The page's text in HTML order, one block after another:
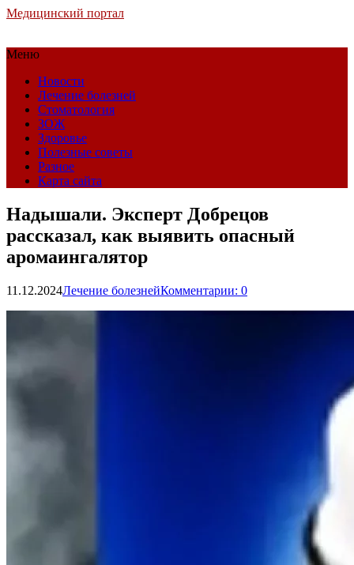
Медицинский портал
Меню
Новости
Лечение болезней
Стоматология
ЗОЖ
Здоровье
Полезные советы
Разное
Карта сайта
Надышали. Эксперт Добрецов
рассказал, как выявить опасный
аромаингалятор
11.12.2024Лечение болезнейКомментарии: 0